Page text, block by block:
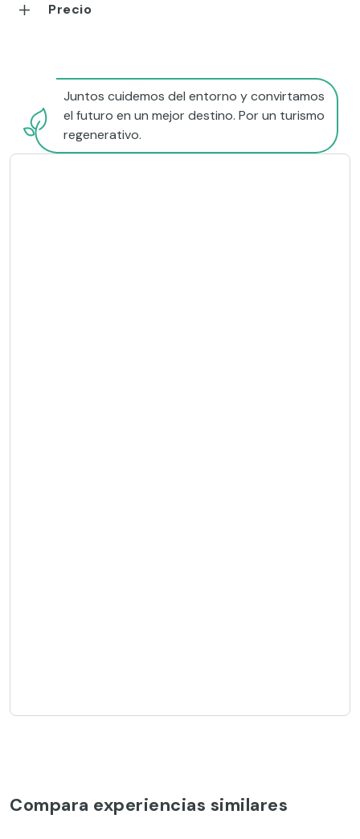
Precio
Juntos cuidemos del entorno y convirtamos
el futuro en un mejor destino. Por un turismo
regenerativo.
Compara experiencias similares